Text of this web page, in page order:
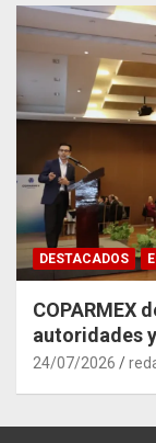
DESTACADOS
COPARMEX
autoridades
impacto del
24/07/2026